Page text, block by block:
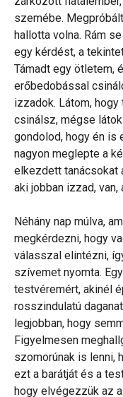
szemébe.
hallotta volna. Rám
egy kérdést, a
Támadt egy ötletem,
erőbedobással
izzadok. Látom,
csinálsz, mégse
gondolod, hogy én is
nagyon meglepte a
elkezdett tanácsokat
aki jobban izzad,
Néhány nap múlva,
megkérdezni, hogy
válasszal elintézni,
szívemet nyomta.
testvéremért, akinél
rosszindulatú
legjobban, hogy
Figyelmesen
szomorúnak is lenni,
ezt a barátját és a
hogy elvégezzük az